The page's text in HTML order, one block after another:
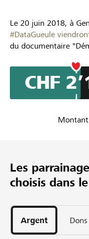
Le 20 juin 2018, à
du documentaire
ronde: Double regard
démocraties, un
Voici notre projet
CHF
CHF 6’000
Montant désiré
Parrainages
Les
choisis dans
Argent